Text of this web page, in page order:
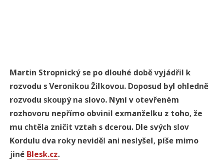
Martin Stropnický se po dlouhé době vyjádřil k
rozvodu s Veronikou Žilkovou. Doposud byl ohledně
rozvodu skoupý na slovo. Nyní v otevřeném
rozhovoru nepřímo obvinil exmanželku z toho, že
mu chtěla zničit vztah s dcerou. Dle svých slov
Kordulu dva roky neviděl ani neslyšel, píše mimo
jiné Blesk.cz.